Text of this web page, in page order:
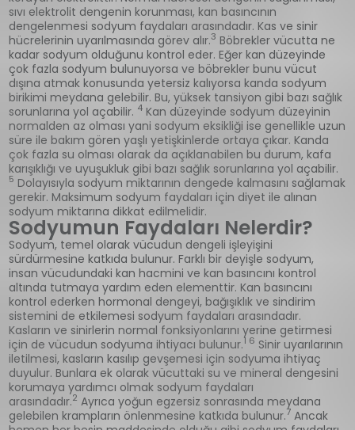
sıvı elektrolit dengenin korunması, kan basıncının
dengelenmesi sodyum faydaları arasındadır. Kas ve sinir
hücrelerinin uyarılmasında görev alır.3 Böbrekler vücutta ne
kadar sodyum olduğunu kontrol eder. Eğer kan düzeyinde
çok fazla sodyum bulunuyorsa ve böbrekler bunu vücut
dışına atmak konusunda yetersiz kalıyorsa kanda sodyum
birikimi meydana gelebilir. Bu, yüksek tansiyon gibi bazı sağlık
sorunlarına yol açabilir. 4 Kan düzeyinde sodyum düzeyinin
normalden az olması yani sodyum eksikliği ise genellikle uzun
süre ile bakım gören yaşlı yetişkinlerde ortaya çıkar. Kanda
çok fazla su olması olarak da açıklanabilen bu durum, kafa
karışıklığı ve uyuşukluk gibi bazı sağlık sorunlarına yol açabilir.
5 Dolayısıyla sodyum miktarının dengede kalmasını sağlamak
gerekir. Maksimum sodyum faydaları için diyet ile alınan
sodyum miktarına dikkat edilmelidir.
Sodyumun Faydaları Nelerdir?
Sodyum, temel olarak vücudun dengeli işleyişini
sürdürmesine katkıda bulunur. Farklı bir deyişle sodyum,
insan vücudundaki kan hacmini ve kan basıncını kontrol
altında tutmaya yardım eden elementtir. Kan basıncını
kontrol ederken hormonal dengeyi, bağışıklık ve sindirim
sistemini de etkilemesi sodyum faydaları arasındadır.
Kasların ve sinirlerin normal fonksiyonlarını yerine getirmesi
için de vücudun sodyuma ihtiyacı bulunur.1 6 Sinir uyarılarının
iletilmesi, kasların kasılıp gevşemesi için sodyuma ihtiyaç
duyulur. Bunlara ek olarak vücuttaki su ve mineral dengesini
korumaya yardımcı olmak sodyum faydaları
arasındadır.2 Ayrıca yoğun egzersiz sonrasında meydana
gelebilen krampların önlenmesine katkıda bulunur.7 Ancak